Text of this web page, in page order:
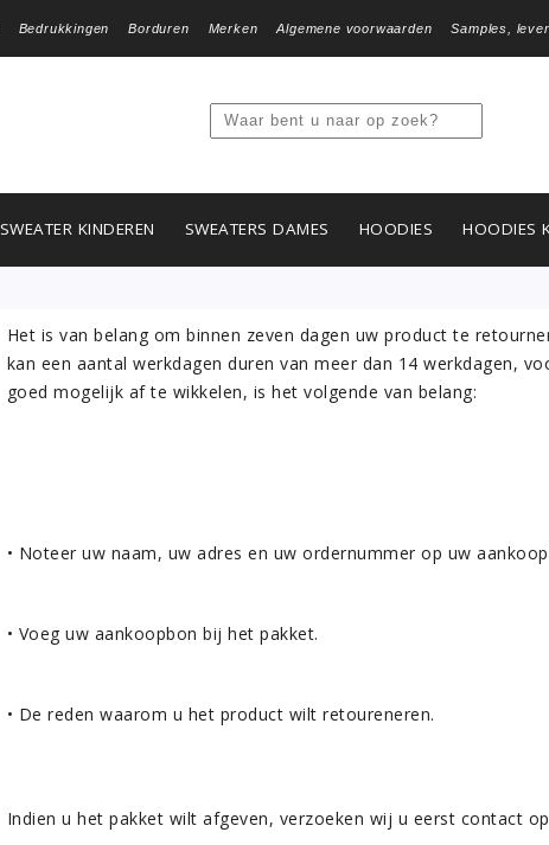
Bedrukkingen Borduren Merken Algemene voorwaarden Samples,
SWEATER KINDEREN SWEATERS DAMES HOODIES HOODIES
Het is van belang om binnen zeven dagen uw product te
kan een aantal werkdagen duren van meer dan 14 werkdagen,
goed mogelijk af te wikkelen, is het volgende van belang:
• Noteer uw naam, uw adres en uw ordernummer op uw
• Voeg uw aankoopbon bij het pakket.
• De reden waarom u het product wilt retoureneren.
Indien u het pakket wilt afgeven, verzoeken wij u eerst contact